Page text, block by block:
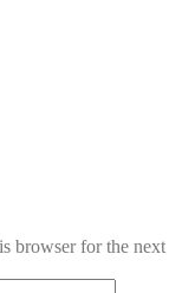
browser for the next